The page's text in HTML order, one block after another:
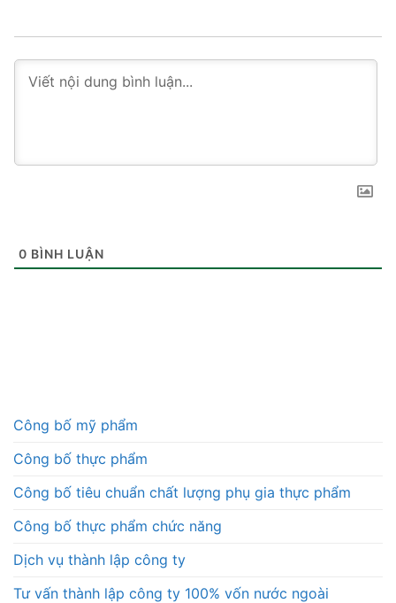
0 BÌNH LUẬN
Công bố mỹ phẩm
Công bố thực phẩm
Công bố tiêu chuẩn chất lượng phụ gia thực phẩm
Công bố thực phẩm chức năng
Dịch vụ thành lập công ty
Tư vấn thành lập công ty 100% vốn nước ngoài